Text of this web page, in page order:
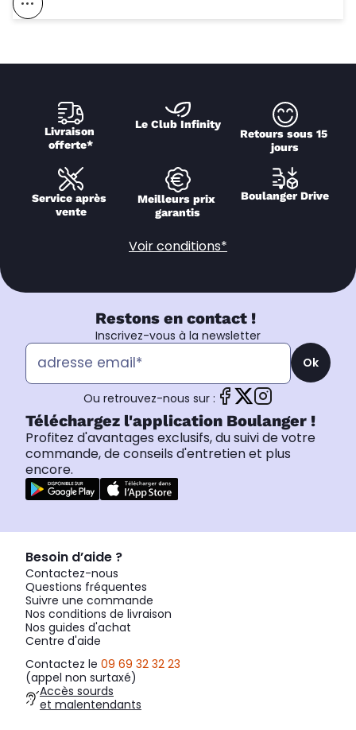
Voir Ce Magasin Sur La Carte
Livraison
offerte*
Le Club Infinity
Retours sous 15
jours
Service après
vente
Meilleurs prix
garantis
Boulanger Drive
Voir conditions*
Restons en contact !
Inscrivez-vous à la newsletter
Ok
Ou retrouvez-nous sur :
Téléchargez l'application Boulanger !
Profitez d'avantages exclusifs, du suivi de votre
commande, de conseils d'entretien et plus
encore.
Besoin d’aide ?
Contactez-nous
Questions fréquentes
Suivre une commande
Nos conditions de livraison
Nos guides d'achat
Centre d'aide
Contactez le 09 69 32 32 23
(appel non surtaxé)
Accès sourds
et malentendants